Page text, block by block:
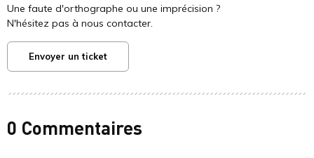
Une faute d'orthographe ou une imprécision ?
N'hésitez pas à nous contacter.
Envoyer un ticket
0 Commentaires